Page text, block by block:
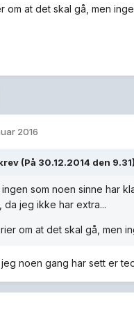
om at det skal gå, men
2016
(På 30.12.2014 den
som noen sinne har
da jeg ikke har extra...
om at det skal gå, men
jeg noen gang har sett er